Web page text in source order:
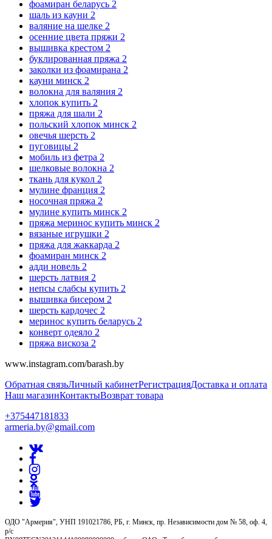
фоамиран беларусь 2
шаль из кауни 2
валяние на шелке 2
осенние цвета пряжи 2
вышивка крестом 2
буклированная пряжа 2
заколки из фоамирана 2
кауни минск 2
волокна для валяния 2
хлопок купить 2
пряжа для шали 2
польский хлопок минск 2
овечья шерсть 2
пуговицы 2
мобиль из фетра 2
шелковые волокна 2
ткань для кукол 2
мулине франция 2
носочная пряжа 2
мулине купить минск 2
пряжа меринос купить минск 2
вязаные игрушки 2
пряжа для жаккарда 2
фоамиран минск 2
адди новель 2
шерсть латвия 2
непсы слабсы купить 2
вышивка бисером 2
шерсть кардочес 2
меринос купить беларусь 2
конверт одеяло 2
пряжа вискоза 2
www.instagram.com/barash.by
Обратная связьЛичный кабинетРегистрацияДоставка и оплата
Наш магазинКонтактыВозврат товара
+375447181833
armeria.by@gmail.com
ОДО "Армерия", УНП 191021786, РБ, г. Минск, пр. Независимости дом № 58, оф. 4,
р/с